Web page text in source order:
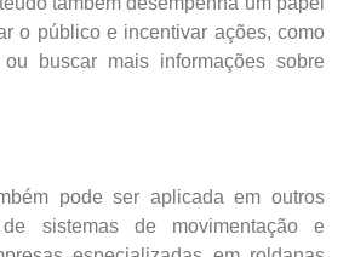
o público e incentivar ações, como
buscar mais informações sobre
pode ser aplicada em outros
sistemas de movimentação e